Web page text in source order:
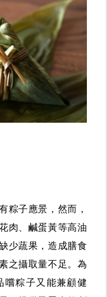
粽子應景，然而，
肉、鹹蛋黃等高油
少蔬果，造成膳食
之攝取量不足。為
嚐粽子又能兼顧健